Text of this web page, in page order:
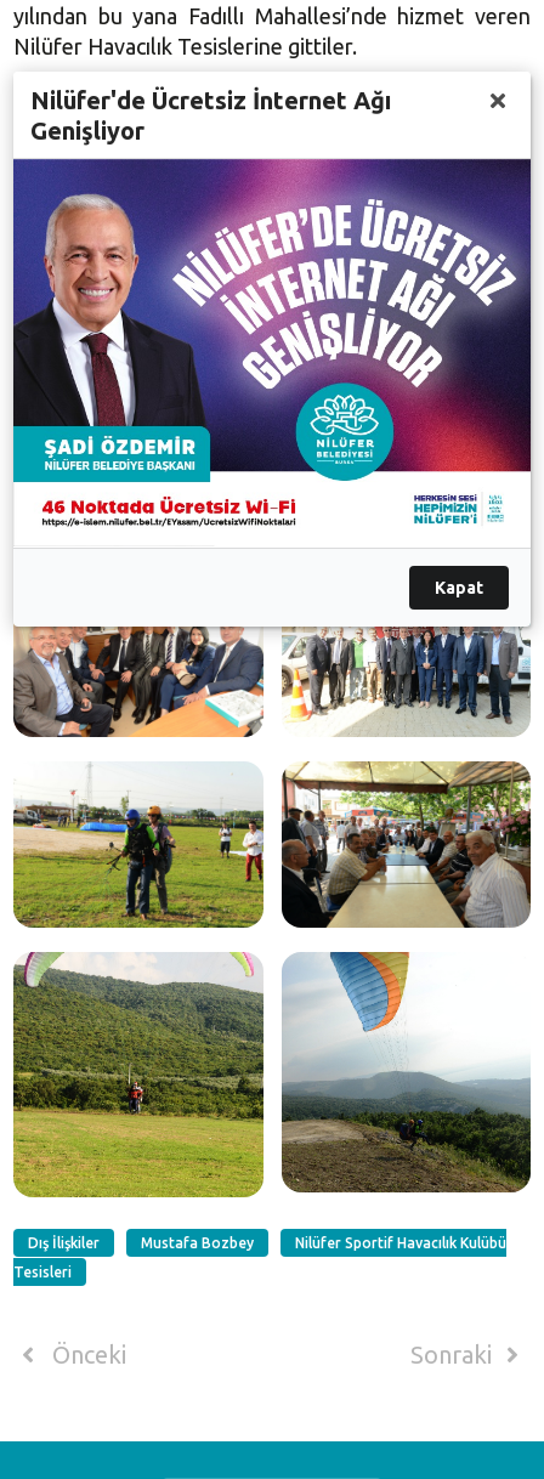
yılından bu yana Fadıllı Mahallesi’nde hizmet veren
Nilüfer Havacılık Tesislerine gittiler.
Bulgaristan heyeti tesislere hayran kaldıklarını
belirttiler. HÖH Gençlik Kolları Başkan Yardımcısı
Mustafa Ahmet ve Eskicuma Milletvekili Ceyhan
ibrahimov ise yamaç paraşütü deneyimi yaşadılar.
Mustafa Ahmet ve Ceyhan ibrahimov Nilüfer Hava
Sporları Birimi Sorumlusu Rasim Kuşçu’nun eşliğinde
paraşüt ile Bursa semalarında uçtular. Bursa’yı
havadan seyretmenin anlatılmaz bir duygu olduğunu
belirten HÖH Gençlik Kolları Başkan Yardımcısı
Mustafa Ahmet ve Eskicuma Milletvekili Ceyhan
İbrahimov Başkan Mustafa Bozbey’e teşekkür ettiler.
Galeri
Dış İlişkiler Mustafa Bozbey
Nilüfer Sportif Havacılık Kulübü
Tesisleri
Önceki Sonraki
Nilüfer'de Ücretsiz İnternet Ağı
Genişliyor
Kapat